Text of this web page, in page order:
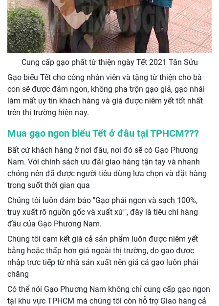
Cung cấp gạo phất từ thiện ngày Tết 2021 Tân Sửu
Gạo biếu Tết cho công nhân viên và tặng từ thiện cho bà
con sẽ được đảm ngon, không pha trộn gạo giả, gạo nhái
làm mất uy tín khách hàng và giá được niêm yết tốt nhất
trên thị trường hiện nay.
Mua gạo ngon biếu Tết ở đâu tại TPHCM???
Bất cứ khách hàng ở nơi đâu, nơi đó sẽ có Gạo Phương
Nam. Với chính sách ưu đãi giao hàng tận tay và nhanh
chóng nên đã được người tiêu dùng lựa chọn và đặt hàng
trong suốt thời gian qua
Chúng tôi luôn đảm bảo "Gạo phải ngon và sạch 100%,
truy xuất rõ nguồn gốc và xuất xứ'", đây là tiêu chí hàng
đầu của Gạo Phương Nam.
Chúng tôi cam kết giá cả sản phẩm luôn được niêm yết
bằng hoặc thấp hơn giá ngoài thị trường, do gạo được
nhập trực tiếp từ nhà sản xuất nên giá cả gạo luôn phải
chăng
Có thể nói Gạo Phương Nam không chỉ cung cấp gạo ngon
tại khu vực TPHCM mà chúng tôi còn hỗ trợ Giao hàng cả